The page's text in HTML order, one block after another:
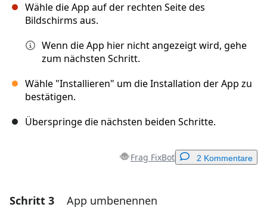
Wähle die App auf der rechten Seite des
Bildschirms aus.
Wenn die App hier nicht angezeigt wird, gehe
zum nächsten Schritt.
Wähle "Installieren" um die Installation der App zu
bestätigen.
Überspringe die nächsten beiden Schritte.
Frag FixBot 2 Kommentare
Einen Kommentar hinzufügen
Schritt 3 App umbenennen